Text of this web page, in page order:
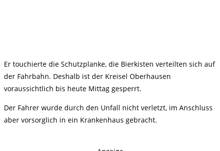
Er touchierte die Schutzplanke, die Bierkisten verteilten sich auf
der Fahrbahn. Deshalb ist der Kreisel Oberhausen
voraussichtlich bis heute Mittag gesperrt.
Der Fahrer wurde durch den Unfall nicht verletzt, im Anschluss
aber vorsorglich in ein Krankenhaus gebracht.